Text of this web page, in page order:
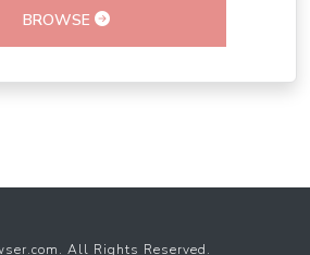
BROWSE
All Rights Reserved.